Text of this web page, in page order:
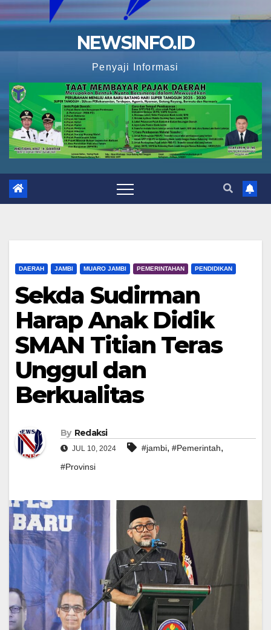
NEWSINFO.ID
Penyaji Informasi
DAERAH JAMBI MUARO JAMBI PEMERINTAHAN PENDIDIKAN
Sekda Sudirman
Harap Anak Didik
SMAN Titian Teras
Unggul dan
Berkualitas
By Redaksi
JUL 10, 2024 #jambi, #Pemerintah,
#Provinsi